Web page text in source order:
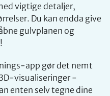
vigtige detaljer,
Du kan endda give
gulvplanen og
app gør det nemt
visualiseringer -
enten selv tegne dine